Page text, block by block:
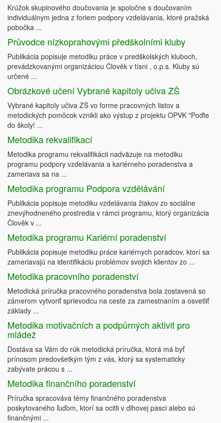
Krúžok skupinového doučovania je spoločne s doučovaním
individuálnym jedna z foriem podpory vzdelávania, ktoré pražská
pobočka ...
Průvodce nízkoprahovými předškolními kluby
Publikácia popisuje metodiku práce v predškolských kluboch,
prevádzkovanými organizáciou Člověk v tísni , o.p.s. Kluby sú
určené ...
Obrázkové učení Vybrané kapitoly učiva ZŠ
Vybrané kapitoly učiva ZŠ vo forme pracovných listov a
metodických pomôcok vznikli ako výstup z projektu OPVK "Poďte
do školy! ...
Metodika rekvalifikací
Metodika programu rekvalifikácii nadväzuje na metodiku
programu podpory vzdelávania a kariérneho poradenstva a
zameriava sa na ...
Metodika programu Podpora vzdělávání
Publikácia popisuje metodiku vzdelávania žiakov zo sociálne
znevýhodneného prostredia v rámci programu, ktorý organizácia
Člověk v ...
Metodika programu Kariérní poradenství
Publikácia popisuje metodiku práce kariérnych poradcov, ktorí sa
zameriavajú na identifikáciu problémov svojich klientov zo ...
Metodika pracovního poradenství
Metodická príručka pracovného poradenstva bola zostavená so
zámerom vytvoriť sprievodcu na ceste za zamestnaním a osvetliť
základy ...
Metodika motivačních a podpůrných aktivit pro
mládež
Dostáva sa Vám do rúk metodická príručka, ktorá má byť
prínosom predovšetkým tým z vás, ktorý sa systematicky
zabývate prácou s ...
Metodika finančního poradenství
Príručka spracováva témy finančného poradenstva
poskytovaného ľuďom, ktorí sa ocitli v dlhovej pasci alebo sú
finančnými ...